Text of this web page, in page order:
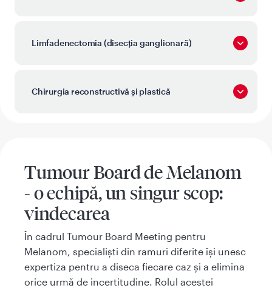
Limfadenectomia (disecția ganglionară)
Chirurgia reconstructivă și plastică
Tumour Board de Melanom
- o echipă, un singur scop:
vindecarea
În cadrul Tumour Board Meeting pentru
Melanom, specialiști din ramuri diferite își unesc
expertiza pentru a diseca fiecare caz și a elimina
orice urmă de incertitudine. Rolul acestei